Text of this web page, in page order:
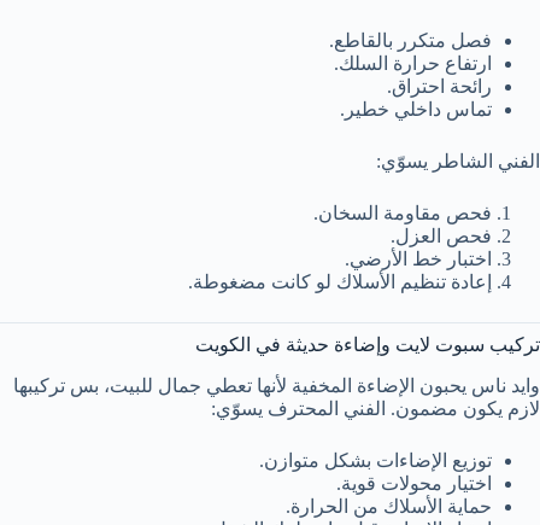
فصل متكرر بالقاطع.
ارتفاع حرارة السلك.
رائحة احتراق.
تماس داخلي خطير.
الفني الشاطر يسوّي:
فحص مقاومة السخان.
فحص العزل.
اختبار خط الأرضي.
إعادة تنظيم الأسلاك لو كانت مضغوطة.
تركيب سبوت لايت وإضاءة حديثة في الكويت
وايد ناس يحبون الإضاءة المخفية لأنها تعطي جمال للبيت، بس تركيبها
لازم يكون مضمون. الفني المحترف يسوّي:
توزيع الإضاءات بشكل متوازن.
اختيار محولات قوية.
حماية الأسلاك من الحرارة.